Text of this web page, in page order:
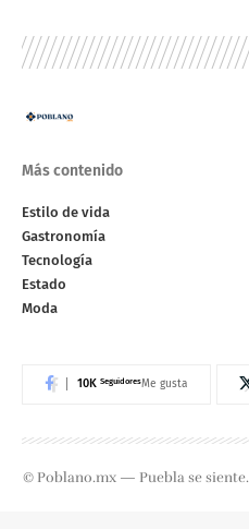
Más contenido
Estilo de vida
Gastronomía
Tecnología
Estado
Moda
10K SeguidoresMe gusta
© Poblano.mx — Puebla se